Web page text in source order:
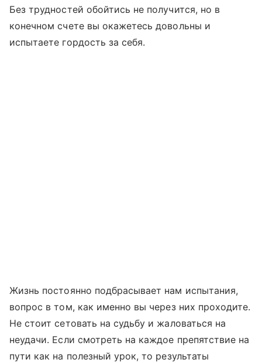
Без трудностей обойтись не получится, но в
конечном счете вы окажетесь довольны и
испытаете гордость за себя.
Жизнь постоянно подбрасывает нам испытания,
вопрос в том, как именно вы через них проходите.
Не стоит сетовать на судьбу и жаловаться на
неудачи. Если смотреть на каждое препятствие на
пути как на полезный урок, то результаты